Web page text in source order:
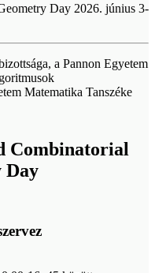
Day 2026. június 3-
a Pannon Egyetem
Matematika Tanszéke
Combinatorial
Day